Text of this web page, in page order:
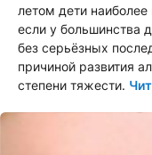
летом дети
если у большинства
без серьёзных
причиной развития
степени тяжести.